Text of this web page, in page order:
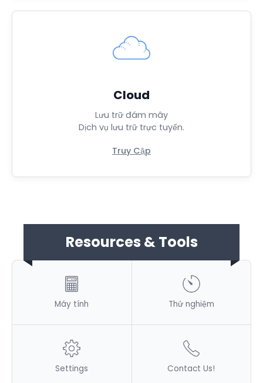
Cloud
Lưu trữ đám mây
Dịch vụ lưu trữ trực tuyến.
Truy Cập
Resources & Tools
Máy tính Thử nghiệm
Settings Contact Us!